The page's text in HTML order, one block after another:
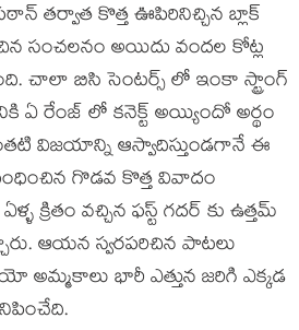
తర్వాత కొత్త ఊపిరినిచ్చిన బ్లాక్
సంచలనం అయిదు వందల కోట్ల
చాలా బిసి సెంటర్స్ లో ఇంకా స్ట్రాంగ్
ఏ రేంజ్ లో కనెక్ట్ అయ్యిందో అర్థం
విజయాన్ని ఆస్వాదిస్తుండగానే ఈ
గొడవ కొత్త వివాదం
క్రితం వచ్చిన ఫస్ట్ గదర్ కు ఉత్తమ్
ఆయన స్వరపరిచిన పాటలు
భారీ ఎత్తున జరిగి ఎక్కడ